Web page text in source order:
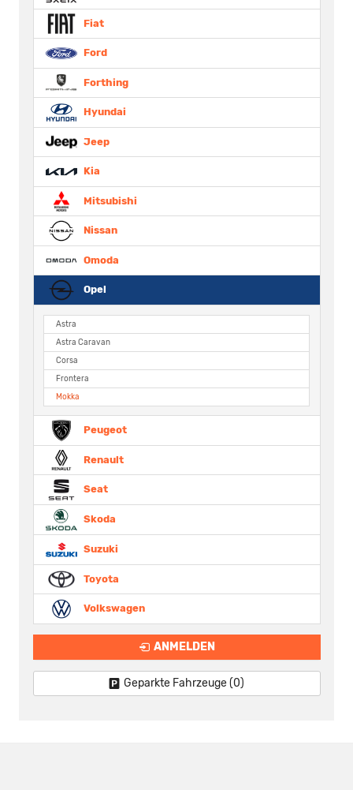
Fiat
Ford
Forthing
Hyundai
Jeep
Kia
Mitsubishi
Nissan
Omoda
Opel
Astra
Astra Caravan
Corsa
Frontera
Mokka
Peugeot
Renault
Seat
Skoda
Suzuki
Toyota
Volkswagen
ANMELDEN
Geparkte Fahrzeuge (0)